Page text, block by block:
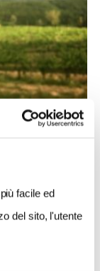
facile ed
del sito, l'utente
si